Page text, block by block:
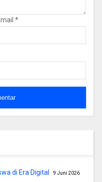
*
di Era Digital 9 Juni 2026